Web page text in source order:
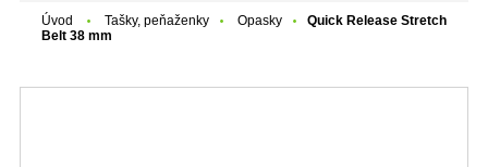
Úvod Tašky, peňaženky Opasky
Quick Release Stretch
Belt 38 mm